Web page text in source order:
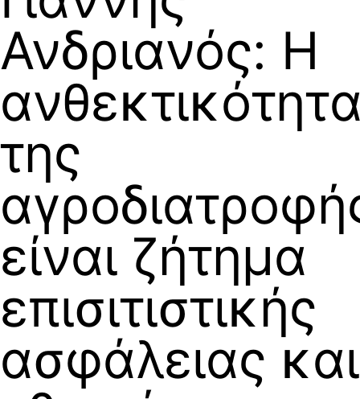
Ανδριανός: Η
της
είναι ζήτημα
επισιτιστικής
ασφάλειας και